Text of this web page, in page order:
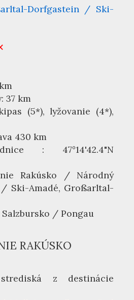
Dorfgastein / Ski-
37 km
(5*), lyžovanie (4*),
430 km
: 47°14'42.4"N
Rakúsko / Národný
Ski-Amadé, Großarltal-
Salzbursko / Pongau
RAKÚSKO
z destinácie